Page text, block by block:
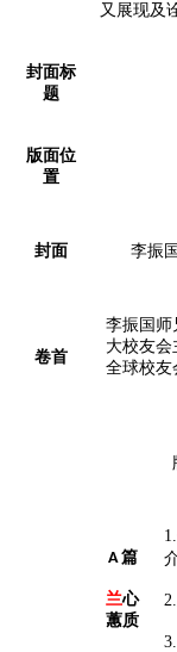
又展现及
封面标
题
版面位
置
封面 李振
卷首
李振国师
大校友会
全球校友
A篇
兰心
蕙质
1.
2.